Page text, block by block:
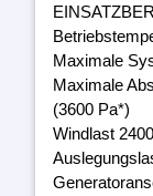
Maximale
Maximale
(3600 Pa*)
Windlast